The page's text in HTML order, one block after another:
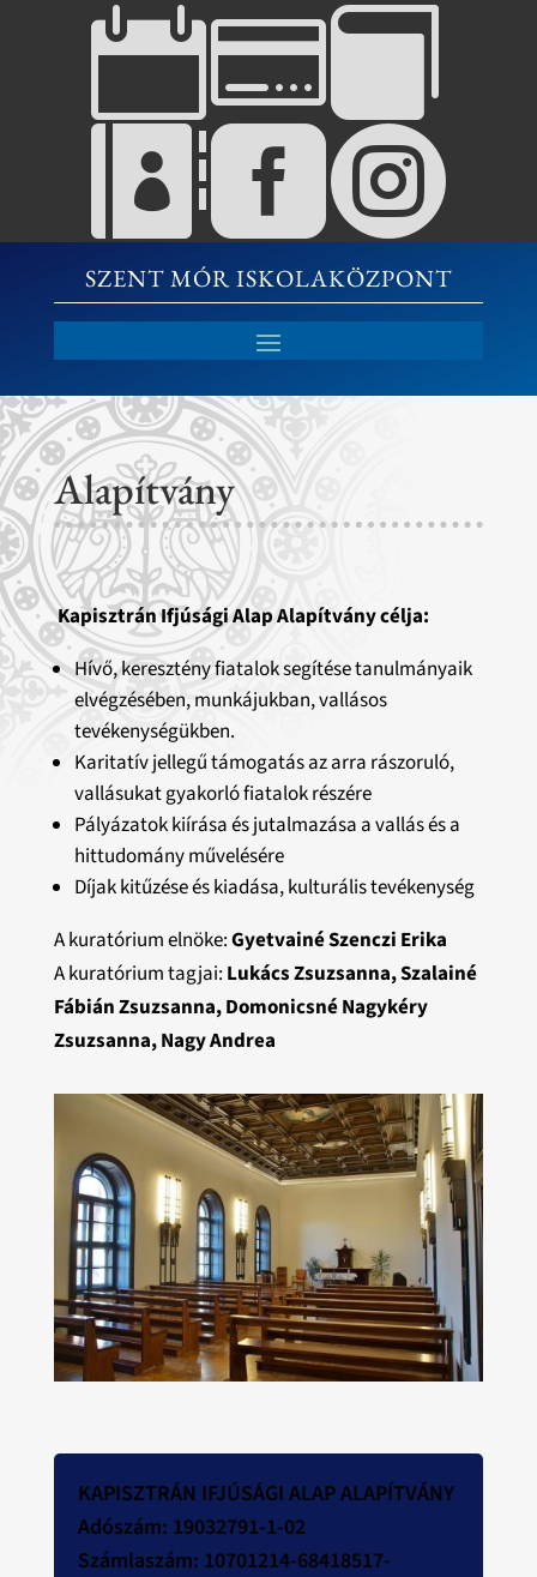


SZENT MÓR ISKOLAKÖZPONT
Alapítvány
Kapisztrán Ifjúsági Alap Alapítvány célja:
Hívő, keresztény fiatalok segítése tanulmányaik
elvégzésében, munkájukban, vallásos
tevékenységükben.
Karitatív jellegű támogatás az arra rászoruló,
vallásukat gyakorló fiatalok részére
Pályázatok kiírása és jutalmazása a vallás és a
hittudomány művelésére
Díjak kitűzése és kiadása, kulturális tevékenység
A kuratórium elnöke:Gyetvainé Szenczi Erika
A kuratórium tagjai: Lukács Zsuzsanna, Szalainé
Fábián Zsuzsanna, Domonicsné Nagykéry
Zsuzsanna, Nagy Andrea
KAPISZTRÁN IFJÚSÁGI ALAP ALAPÍTVÁNY
Adószám: 19032791-1-02
Számlaszám: 10701214-68418517-